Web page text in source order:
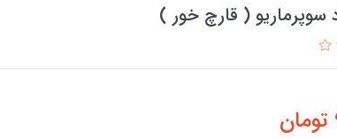
سوپرماریو ( قارچ خور )
تومان